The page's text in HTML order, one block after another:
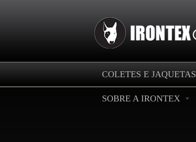
COLETES E JAQUETAS
SOBRE A IRONTEX